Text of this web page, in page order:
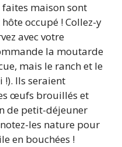
faites maison sont
occupé ! Collez-y
avec votre
la moutarde
mais le ranch et le
Ils seraient
œufs brouillés et
de petit-déjeuner
les nature pour
en bouchées !